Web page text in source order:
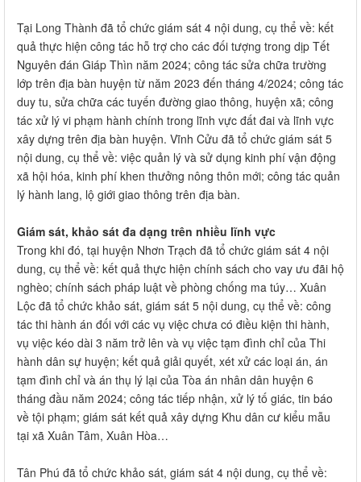
Tại Long Thành đã tổ chức giám sát 4 nội dung, cụ thể về: kết
quả thực hiện công tác hỗ trợ cho các đối tượng trong dịp Tết
Nguyên đán Giáp Thìn năm 2024; công tác sửa chữa trường
lớp trên địa bàn huyện từ năm 2023 đến tháng 4/2024; công tác
duy tu, sửa chữa các tuyến đường giao thông, huyện xã; công
tác xử lý vi phạm hành chính trong lĩnh vực đất đai và lĩnh vực
xây dựng trên địa bàn huyện. Vĩnh Cửu đã tổ chức giám sát 5
nội dung, cụ thể về: việc quản lý và sử dụng kinh phí vận động
xã hội hóa, kinh phí khen thưởng nông thôn mới; công tác quản
lý hành lang, lộ giới giao thông trên địa bàn.
Giám sát, khảo sát đa dạng trên nhiều lĩnh vực
Trong khi đó, tại huyện Nhơn Trạch đã tổ chức giám sát 4 nội
dung, cụ thể về: kết quả thực hiện chính sách cho vay ưu đãi hộ
nghèo; chính sách pháp luật về phòng chống ma túy… Xuân
Lộc đã tổ chức khảo sát, giám sát 5 nội dung, cụ thể về: công
tác thi hành án đối với các vụ việc chưa có điều kiện thi hành,
vụ việc kéo dài 3 năm trở lên và vụ việc tạm đình chỉ của Thi
hành dân sự huyện; kết quả giải quyết, xét xử các loại án, án
tạm đình chỉ và án thụ lý lại của Tòa án nhân dân huyện 6
tháng đầu năm 2024; công tác tiếp nhận, xử lý tố giác, tin báo
về tội phạm; giám sát kết quả xây dựng Khu dân cư kiểu mẫu
tại xã Xuân Tâm, Xuân Hòa…
Tân Phú đã tổ chức khảo sát, giám sát 4 nội dung, cụ thể về: